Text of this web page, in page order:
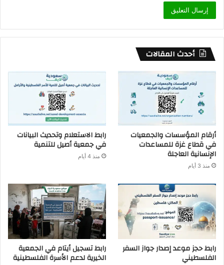
أحدث المقالات
أرقام المؤسسات والجمعيات
في قطاع غزة للمساعدات
الإنسانية العاجلة
منذ 3 أيام
رابط الاستعلام وتحديث البيانات
في جمعية أصيل للتنمية
منذ 4 أيام
رابط حجز موعد إصدار جواز السفر
الفلسطيني
رابط تسجيل أيتام في الجمعية
الخيرية لدعم الأسرة الفلسطينية